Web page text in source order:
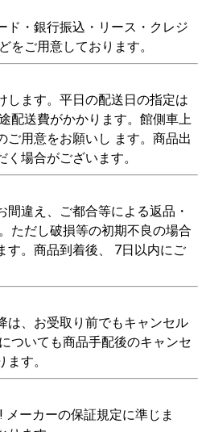
ド・銀行振込・リース・クレジ
をご用意しております。
します。平日の配送日の指定は
配送費がかかります。館側車上
ご用意をお願いし ます。商品出
場合がございます。
違え、ご都合等による返品・
ただし破損等の初期不良の場合
す。商品到着後、 7日以内にご
は、お受取り前でもキャンセル
ついても商品手配後のキャンセ
す。
ーカーの保証規定に準じま